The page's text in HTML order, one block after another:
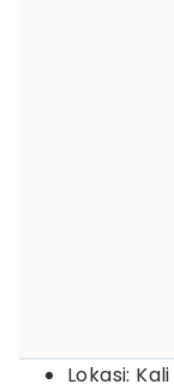
Lokasi: